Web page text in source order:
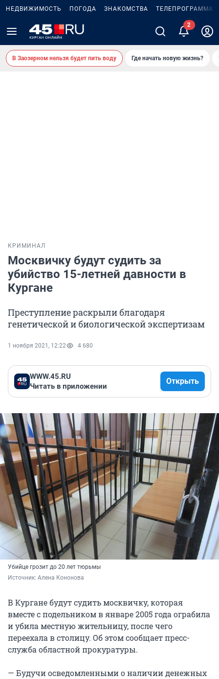
НЕДВИЖИМОСТЬ ПОГОДА ЗНАКОМСТВА ТЕЛЕПРОГРАММА
2
В Заозерном нельзя будет пить воду Где начать новую жизнь?
КРИМИНАЛ
Москвичку будут судить за
убийство 15-летней давности в
Кургане
Преступление раскрыли благодаря
генетической и биологической экспертизам
1 ноября 2021, 12:22 4 680
WWW.45.RU
Читать в приложении
Открыть
Убийце грозит до 20 лет тюрьмы
Источник: Алена Кононова
В Кургане будут судить москвичку, которая
вместе с подельником в январе 2005 года ограбила
и убила местную жительницу, после чего
переехала в столицу. Об этом сообщает пресс-
служба областной прокуратуры.
— Будучи осведомленными о наличии денежных